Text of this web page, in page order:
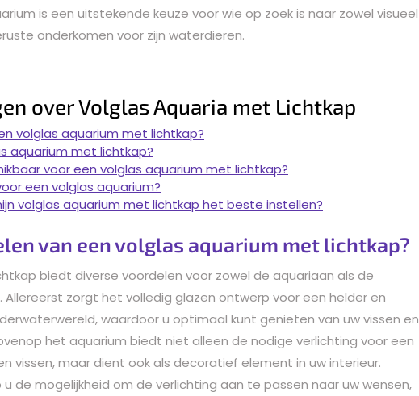
is een uitstekende keuze voor wie op zoek is naar zowel visueel
onderkomen voor zijn waterdieren.
over Volglas Aquaria met Lichtkap
volglas aquarium met lichtkap?
aquarium met lichtkap?
voor een volglas aquarium met lichtkap?
een volglas aquarium?
volglas aquarium met lichtkap het beste instellen?
van een volglas aquarium met lichtkap?
biedt diverse voordelen voor zowel de aquariaan als de
zorgt het volledig glazen ontwerp voor een helder en
waardoor u optimaal kunt genieten van uw vissen en
het aquarium biedt niet alleen de nodige verlichting voor een
vissen, maar dient ook als decoratief element in uw interieur.
de mogelijkheid om de verlichting aan te passen naar uw wensen,